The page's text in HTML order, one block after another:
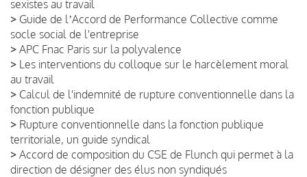
sexistes au travail
> Guide de lʼAccord de Performance Collective comme
socle social de l'entreprise
> APC Fnac Paris sur la polyvalence
> Les interventions du colloque sur le harcèlement moral
au travail
> Calcul de l'indemnité de rupture conventionnelle dans la
fonction publique
> Rupture conventionnelle dans la fonction publique
territoriale, un guide syndical
> Accord de composition du CSE de Flunch qui permet à la
direction de désigner des élus non syndiqués